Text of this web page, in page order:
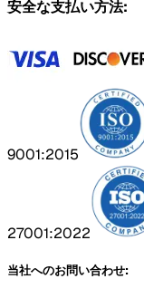
安全な支払い方法:
9001:2015
27001:2022
当社へのお問い合わせ: